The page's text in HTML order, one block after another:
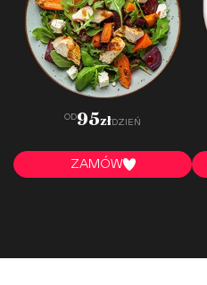
OD95zł DZIEŃ
ZAMÓW